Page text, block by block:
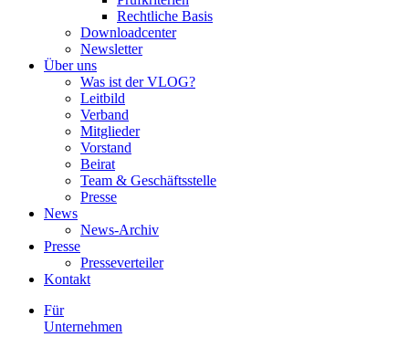
Rechtliche Basis
Downloadcenter
Newsletter
Über uns
Was ist der VLOG?
Leitbild
Verband
Mitglieder
Vorstand
Beirat
Team & Geschäftsstelle
Presse
News
News-Archiv
Presse
Presseverteiler
Kontakt
Für
Unternehmen